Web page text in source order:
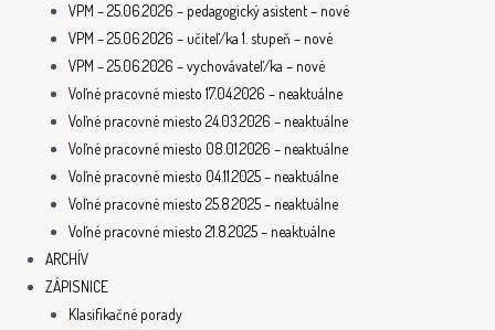
VPM – 25.06.2026 – pedagogický asistent – nové
VPM – 25.06.2026 – učiteľ/ka 1. stupeň – nové
VPM – 25.06.2026 – vychovávateľ/ka – nové
Voľné pracovné miesto 17.04.2026 – neaktuálne
Voľné pracovné miesto 24.03.2026 – neaktuálne
Voľné pracovné miesto 08.01.2026 – neaktuálne
Voľné pracovné miesto 04.11.2025 – neaktuálne
Voľné pracovné miesto 25.8.2025 – neaktuálne
Voľné pracovné miesto 21.8.2025 – neaktuálne
ARCHÍV
ZÁPISNICE
Klasifikačné porady